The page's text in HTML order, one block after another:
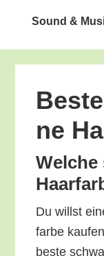
Sound &
ne
Wel­che
Du willst
far­be
bes­te